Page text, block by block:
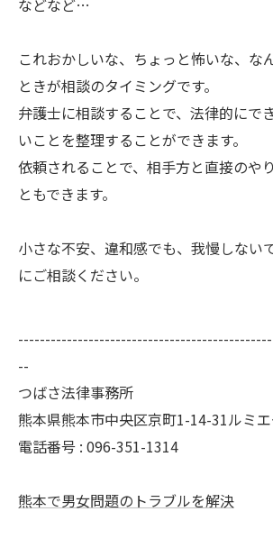
などなど…
これおかしいな、ちょっと怖いな、な
ときが相談のタイミングです。
弁護士に相談することで、法律的にで
いことを整理することができます。
依頼されることで、相手方と直接のや
ともできます。
小さな不安、違和感でも、我慢しない
にご相談ください。
--
つばさ法律事務所
熊本県熊本市中央区京町1-14-31ルミ
電話番号 : 096-351-1314
熊本で男女問題のトラブルを解決